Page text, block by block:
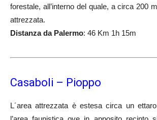
forestale, all’interno del quale, a circa 200
attrezzata.
Distanza da Palermo: 46 Km 1h 15m
Casaboli – Pioppo
L´area attrezzata è estesa circa un